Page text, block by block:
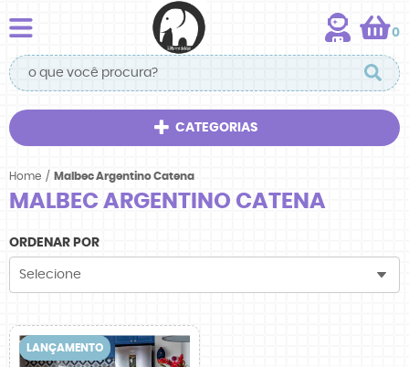
0
CATEGORIAS
MALBEC ARGENTINO CATENA
Home Malbec Argentino Catena
ORDENAR POR
Selecione
LANÇAMENTO